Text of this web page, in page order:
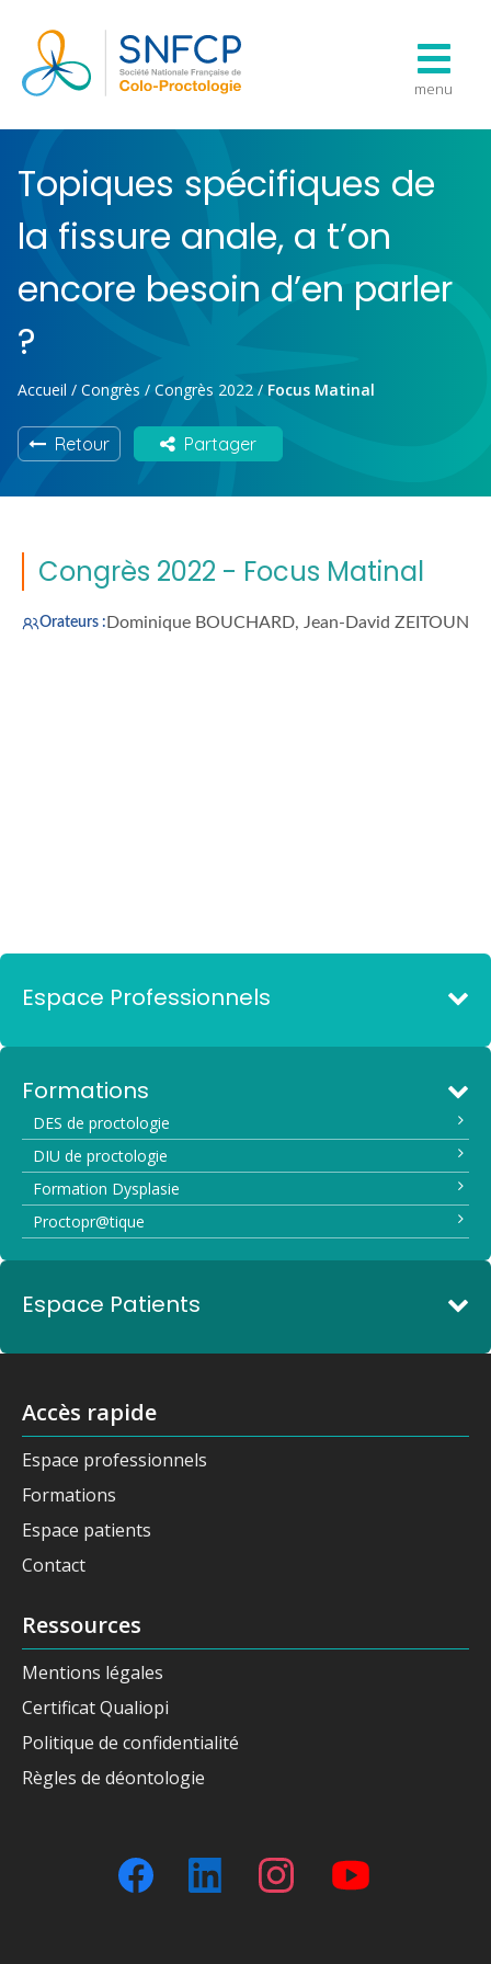
menu
Topiques spécifiques de
la fissure anale, a t’on
encore besoin d’en parler
?
Accueil / Congrès / Congrès 2022 / Focus Matinal
Retour Partager
Congrès 2022 - Focus Matinal
Orateurs : Dominique BOUCHARD, Jean-David ZEITOUN
Espace Professionnels
Formations
DES de proctologie
DIU de proctologie
Formation Dysplasie
Proctopr@tique
Espace Patients
Accès rapide
Espace professionnels
Formations
Espace patients
Contact
Ressources
Mentions légales
Certificat Qualiopi
Politique de confidentialité
Règles de déontologie